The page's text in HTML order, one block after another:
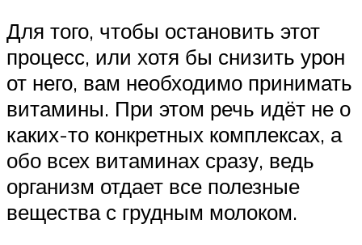
Для того, чтобы остановить этот
процесс, или хотя бы снизить урон
от него, вам необходимо принимать
витамины. При этом речь идёт не о
каких-то конкретных комплексах, а
обо всех витаминах сразу, ведь
организм отдает все полезные
вещества с грудным молоком.